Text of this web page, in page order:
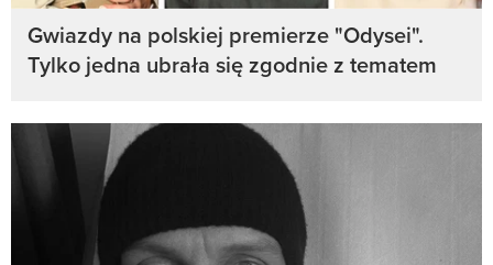
Gwiazdy na polskiej premierze "Odysei".
Tylko jedna ubrała się zgodnie z tematem